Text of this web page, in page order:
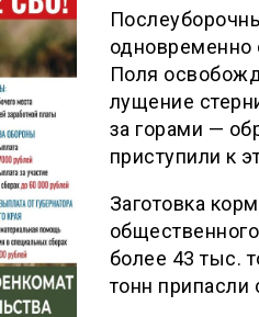
одновременно
Поля
лущение
за горами —
приступили к
Заготовка
более 43 тыс.
тонн припасли